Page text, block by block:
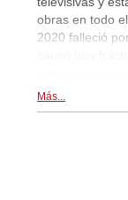
obras en todo
2020 falleció
Más...